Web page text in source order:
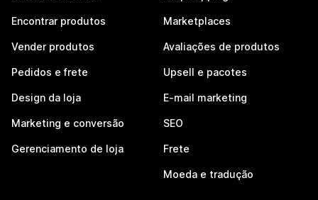
Encontrar produtos
Vender produtos
Pedidos e frete
Design da loja
Marketing e conversão
Gerenciamento de loja
Marketplaces
Avaliações de produtos
Upsell e pacotes
E-mail marketing
SEO
Frete
Moeda e tradução